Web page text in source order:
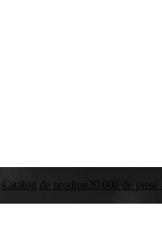
Catalog de produse 20.000 de